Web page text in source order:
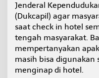
k
I
n
H
o
t
e
l
,
Jenderal
(Dukcapil) agar
saat check in hotel
tengah masyarakat.
mempertanyakan
masih bisa
menginap di hotel.